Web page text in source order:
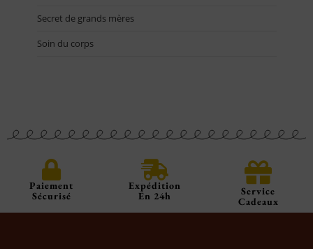
Secret de grands mères
Soin du corps
Paiement
Sécurisé
Expédition
En 24h
Service
Cadeaux